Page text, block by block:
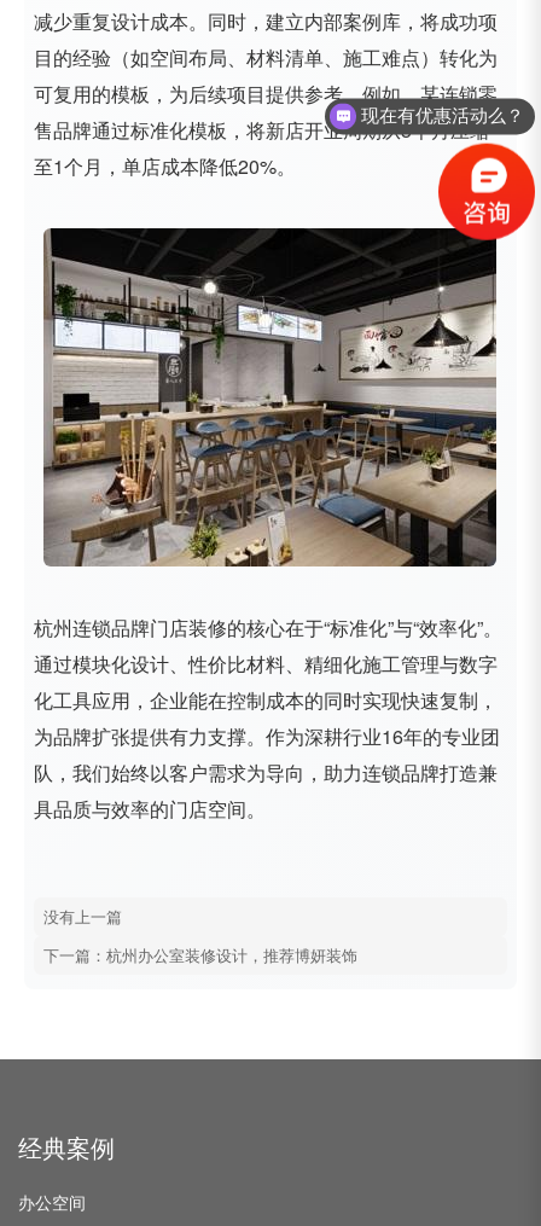
减少重复设计成本。同时，建立内部案例库，将成功项
目的经验（如空间布局、材料清单、施工难点）转化为
可复用的模板，为后续项目提供参考。例如，某连锁零
售品牌通过标准化模板，将新店开业周期从3个月压缩
至1个月，单店成本降低20%。
杭州连锁品牌门店装修的核心在于“标准化”与“效率化”。
通过模块化设计、性价比材料、精细化施工管理与数字
化工具应用，企业能在控制成本的同时实现快速复制，
为品牌扩张提供有力支撑。作为深耕行业16年的专业团
队，我们始终以客户需求为导向，助力连锁品牌打造兼
具品质与效率的门店空间。
没有上一篇
下一篇：杭州办公室装修设计，推荐博妍装饰
经典案例
办公空间
现在有优惠活动么？